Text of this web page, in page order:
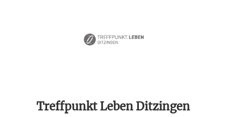
Treffpunkt Leben Ditzingen